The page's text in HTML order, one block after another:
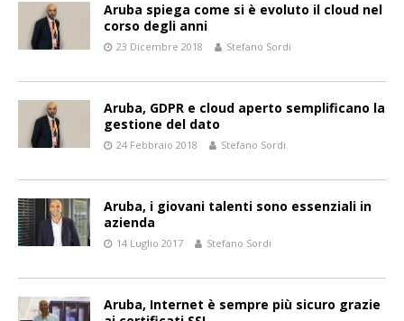
Aruba spiega come si è evoluto il cloud nel
corso degli anni
23 Dicembre 2018 Stefano Sordi
Aruba, GDPR e cloud aperto semplificano la
gestione del dato
24 Febbraio 2018 Stefano Sordi
Aruba, i giovani talenti sono essenziali in
azienda
14 Luglio 2017 Stefano Sordi
Aruba, Internet è sempre più sicuro grazie